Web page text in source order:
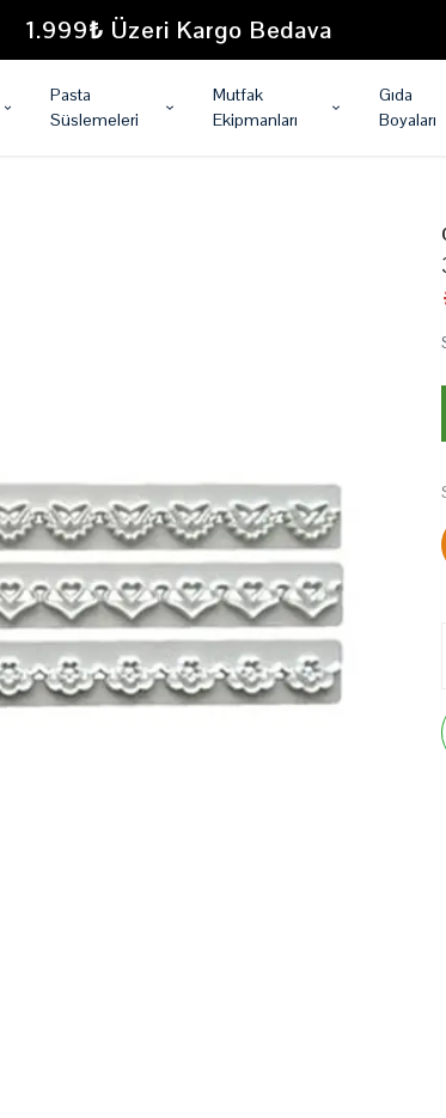
1.999₺ Üzeri Kargo Bedava
Pasta
Süslemeleri
Mutfak
Ekipmanları
Gıda
Boyaları